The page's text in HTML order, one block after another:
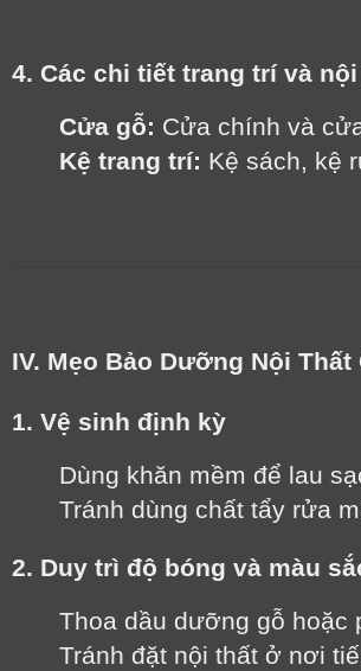
4. Các chi tiết trang trí và
Cửa gỗ: Cửa chính và
Kệ trang trí: Kệ sách, kệ
IV. Mẹo Bảo Dưỡng Nội Thất
1. Vệ sinh định kỳ
Dùng khăn mềm để lau
Tránh dùng chất tẩy rửa
2. Duy trì độ bóng và màu
Thoa dầu dưỡng gỗ hoặc
Tránh đặt nội thất ở nơi